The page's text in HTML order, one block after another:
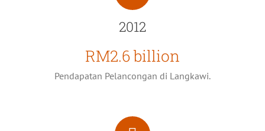
2012
RM2.6 billion
Pendapatan Pelancongan di Langkawi.